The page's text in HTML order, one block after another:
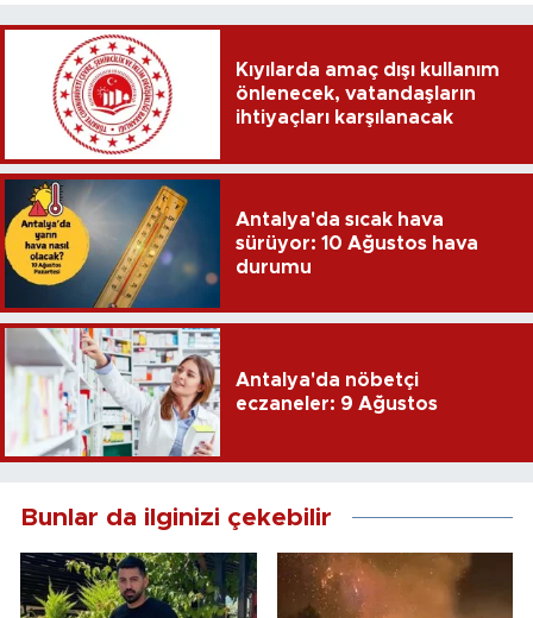
Kıyılarda amaç dışı kullanım
önlenecek, vatandaşların
ihtiyaçları karşılanacak
Antalya'da sıcak hava
sürüyor: 10 Ağustos hava
durumu
Antalya'da nöbetçi
eczaneler: 9 Ağustos
Bunlar da ilginizi çekebilir